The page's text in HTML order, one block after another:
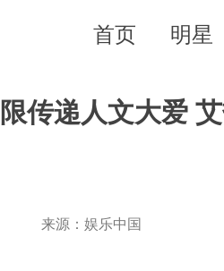
首页 明星
传递人文大爱
来源：娱乐中国